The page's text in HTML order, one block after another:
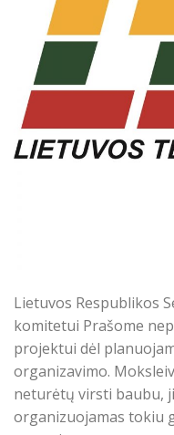
Lietuvos Respublikos
komitetui Prašome
projektui dėl
organizavimo.
neturėtų virsti baubu,
organizuojamas tokiu